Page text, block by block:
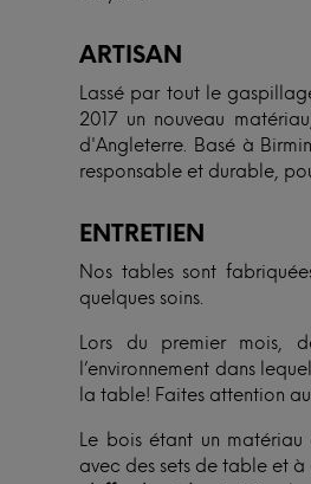
ARTISAN
Lassé par tout le
2017 un nouveau
d'Angleterre. Basé à
responsable et durable,
ENTRETIEN
Nos tables sont
quelques soins.
Lors du premier mois,
l’environnement dans
la table! Faites attention
Le bois étant un
avec des sets de table et à